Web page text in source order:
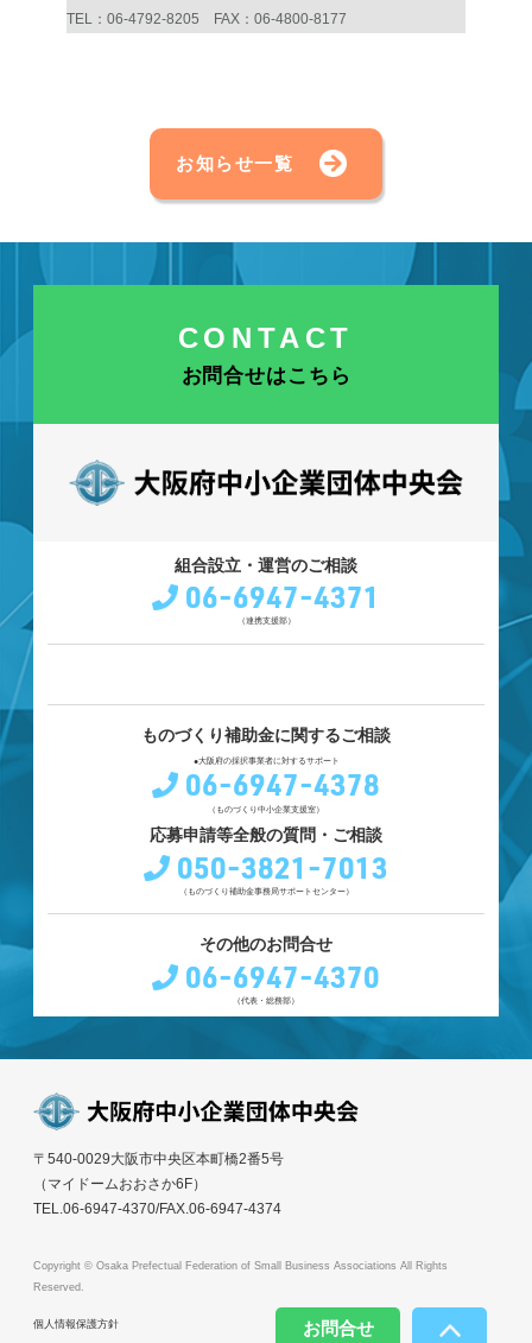
TEL：06-4792-8205 FAX：06-4800-8177
お知らせ一覧
CONTACT
お問合せはこちら
組合設立・運営のご相談
06-6947-4371
（連携支援部）
ものづくり補助金に関するご相談
●大阪府の採択事業者に対するサポート
06-6947-4378
（ものづくり中小企業支援室）
応募申請等全般の質問・ご相談
050-3821-7013
（ものづくり補助金事務局サポートセンター）
その他のお問合せ
06-6947-4370
（代表・総務部）
〒540-0029大阪市中央区本町橋2番5号
（マイドームおおさか6F）
TEL.06-6947-4370/FAX.06-6947-4374
Copyright © Osaka Prefectual Federation of Small Business Associations All Rights
Reserved.
個人情報保護方針 お問合せ